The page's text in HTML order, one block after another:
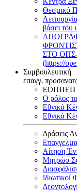
Θεσμικό
βάσει του
ΣΤΟ ΟΠΣ-
(https://
Συμβουλευτική
επαγγ.
ΕΟΠΠΕΠ
Ο ρόλος
Εθνικό
Εθνικό
Δράσεις
Αίτηση
Μητρώο